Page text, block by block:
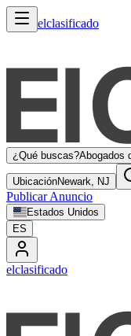
elclasificado
¿Qué buscas?Abogados
UbicaciónNewark, NJ
Publicar Anuncio
Estados Unidos
ES
elclasificado